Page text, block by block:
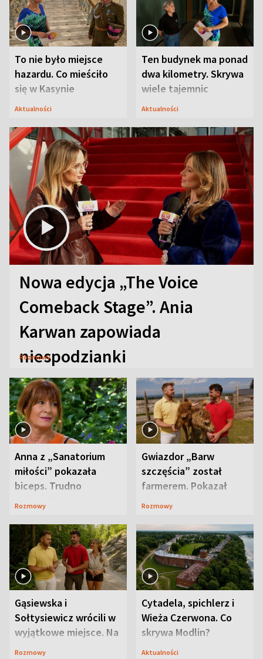
To nie było miejsce
hazardu. Co mieściło
się w Kasynie
Oficerskim?
Aktualności
Ten budynek ma ponad
dwa kilometry. Skrywa
wiele tajemnic
Aktualności
Nowa edycja „The Voice
Comeback Stage”. Ania
Karwan zapowiada
niespodzianki
Rozmowy
Anna z „Sanatorium
miłości” pokazała
biceps. Trudno
uwierzyć, co przeszła
Rozmowy
Gwiazdor „Barw
szczęścia” został
farmerem. Pokazał
swoje niezwykłe
Rozmowy
Gąsiewska i
Sołtysiewicz wrócili w
wyjątkowe miejsce. Na
szlaku czekał
Rozmowy
Cytadela, spichlerz i
Wieża Czerwona. Co
skrywa Modlin?
Aktualności